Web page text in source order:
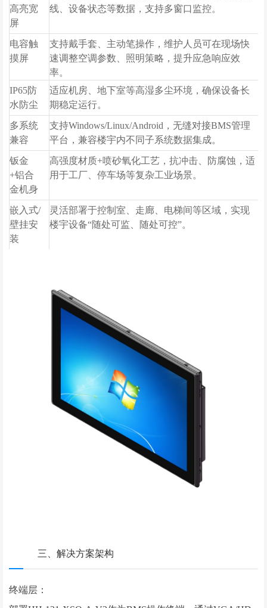
高亮宽
屏
线、设备状态等数据，支持多窗口监控。
电容触
摸屏
支持戴手套、主动笔操作，维护人员可在现场快
速调整空调参数、照明策略，提升应急响应效
率。
IP65防
水防尘
适应机房、地下室等高湿多尘环境，确保设备长
期稳定运行。
多系统
兼容
支持Windows/Linux/Android，无缝对接BMS管理
平台，兼容楼宇内不同子系统数据集成。
钣金
+铝合
金机身
高强度材质+喷砂氧化工艺，抗冲击、防腐蚀，适
用于工厂、停车场等复杂工业场景。
嵌入式/
壁挂安
装
灵活部署于控制室、走廊、电梯间等区域，实现
楼宇设备“随处可监、随处可控”。
三、解决方案架构
终端层：